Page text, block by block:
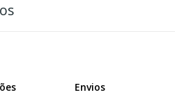
Envios